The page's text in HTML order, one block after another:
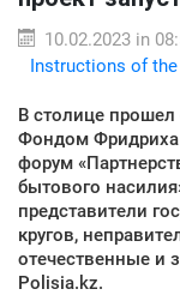
10.02.2023 in
Instructions of the
В столице
Фондом Фридриха
форум
бытового
представители
кругов,
отечественные и
Polisia.kz.